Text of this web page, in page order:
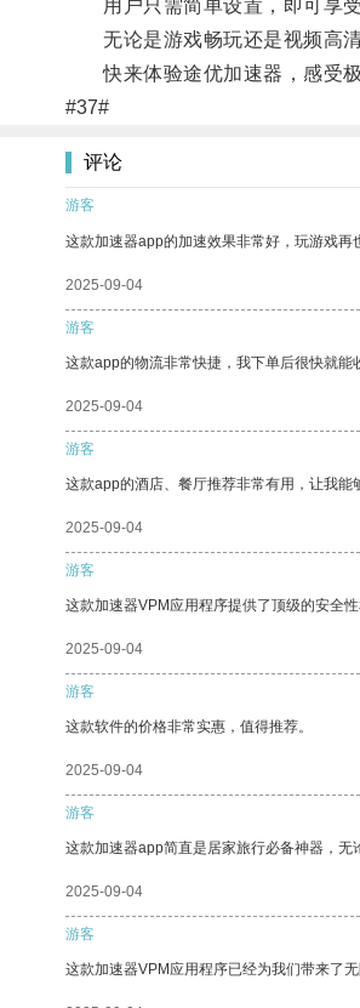
用户只需简单设置，即可享受
无论是游戏畅玩还是视频高清
快来体验途优加速器，感受极
#37#
评论
游客
这款加速器app的加速效果非常好，玩游戏再
2025-09-04
游客
这款app的物流非常快捷，我下单后很快就能
2025-09-04
游客
这款app的酒店、餐厅推荐非常有用，让我能
2025-09-04
游客
这款加速器VPM应用程序提供了顶级的安全性
2025-09-04
游客
这款软件的价格非常实惠，值得推荐。
2025-09-04
游客
这款加速器app简直是居家旅行必备神器，无
2025-09-04
游客
这款加速器VPM应用程序已经为我们带来了